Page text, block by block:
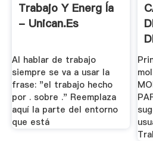
Trabajo Y Energ Ía
- Unican.es
Al hablar de trabajo
siempre se va a usar la
frase: "el trabajo hecho
por . sobre ." Reemplaza
aquí la parte del entorno
que está